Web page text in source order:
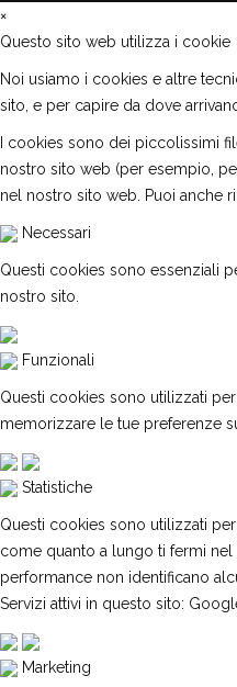
×
Questo sito web utilizza i cookie
Noi usiamo i cookies e altre
sito, e per capire da dove
I cookies sono dei piccolissimi
nostro sito web (per esempio,
nel nostro sito web. Puoi anche
Necessari
Questi cookies sono essenziali
nostro sito.
Funzionali
Questi cookies sono utilizzati
memorizzare le tue preferenze
Statistiche
Questi cookies sono utilizzati
come quanto a lungo ti fermi
performance non identificano
Servizi attivi in questo sito:
Marketing